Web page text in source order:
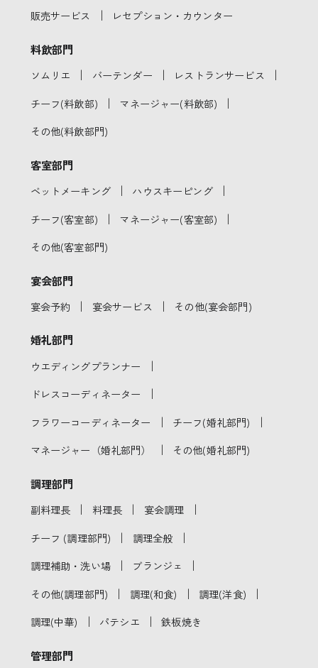
販売サービス ｜ レセプション・カウンター
料飲部門
ソムリエ ｜ バーテンダー ｜ レストランサービス ｜
チーフ(料飲部) ｜ マネージャー(料飲部) ｜
その他(料飲部門)
客室部門
ベットメーキング ｜ ハウスキーピング ｜
チーフ(客室部) ｜ マネージャー(客室部) ｜
その他(客室部門)
宴会部門
宴会予約 ｜ 宴会サービス ｜ その他(宴会部門)
婚礼部門
ウエディングプランナー ｜
ドレスコーディネーター ｜
フラワーコーディネーター ｜ チーフ(婚礼部門) ｜
マネージャー（婚礼部門） ｜ その他(婚礼部門)
調理部門
副料理長 ｜ 料理長 ｜ 宴会調理 ｜
チーフ (調理部門) ｜ 調理全般 ｜
調理補助・洗い場 ｜ ブランジェ ｜
その他(調理部門) ｜ 調理(和食) ｜ 調理(洋食) ｜
調理(中華) ｜ パテシエ ｜ 鉄板焼き
管理部門